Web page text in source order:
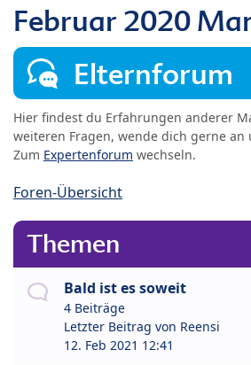
Februar 2020
Elternforum
Hier findest du Erfahrungen anderer
weiteren Fragen, wende dich gerne an
Zum Expertenforum wechseln.
Foren-Übersicht
Themen
Bald ist es soweit
4 Beiträge
Letzter Beitrag von Reensi
12. Feb 2021 12:41